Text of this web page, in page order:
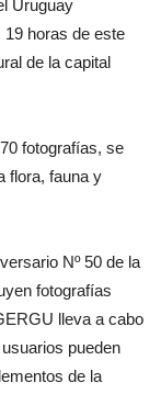
Uruguay
horas de este
de la capital
fotografías, se
flora, fauna y
Nº 50 de la
fotografías
lleva a cabo
pueden
de la